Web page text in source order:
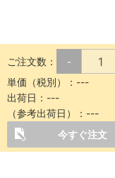
ご注文数： -
単価（税別）： ---
出荷日： ---
（参考出荷日）： ---
今すぐ注文